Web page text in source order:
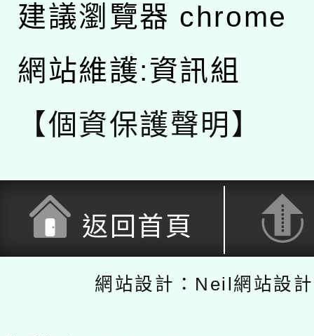
建議瀏覽器 chrome
網站維護:資訊組
【個資保護聲明】
返回首頁
網站設計：Neil網站設